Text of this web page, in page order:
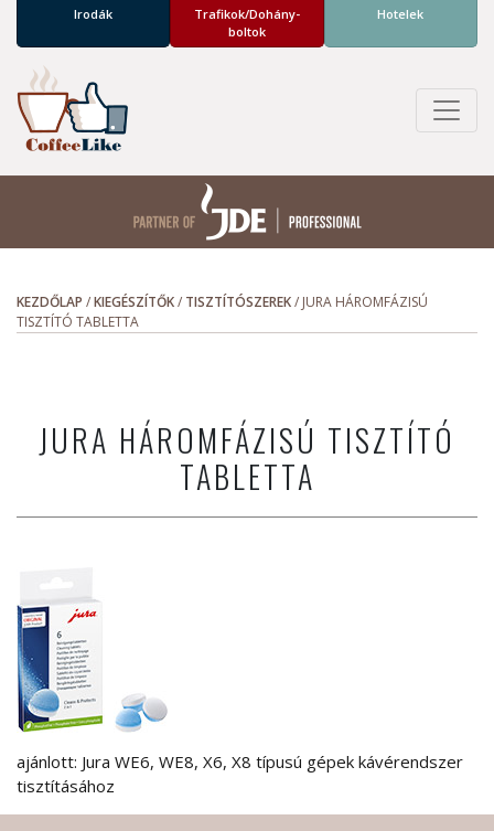
Irodák
Trafikok/­Dohány­
boltok
Hotelek
KEZDŐLAP /KIEGÉSZÍTŐK/ TISZTÍTÓSZEREK/ JURA HÁROMFÁZISÚ
TISZTÍTÓ TABLETTA
JURA HÁROMFÁZISÚ TISZTÍTÓ
TABLETTA
ajánlott: Jura WE6, WE8, X6, X8 típusú gépek kávérendszer
tisztításához